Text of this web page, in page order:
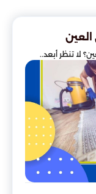
لا تنظر أبعد..